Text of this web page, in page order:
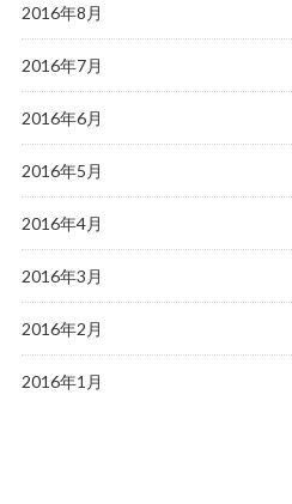
2016年8月
2016年7月
2016年6月
2016年5月
2016年4月
2016年3月
2016年2月
2016年1月